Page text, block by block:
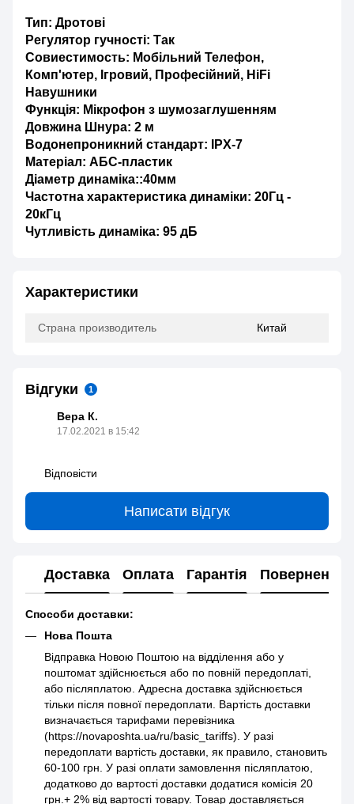
Тип: Дротові
Регулятор гучності: Так
Совиестимость: Мобільний Телефон,
Комп'ютер, Ігровий, Професійний, HiFi
Навушники
Функція: Мікрофон з шумозаглушенням
Довжина Шнура: 2 м
Водонепроникний стандарт: IPX-7
Матеріал: АБС-пластик
Діаметр динаміка::40мм
Частотна характеристика динаміки: 20Гц -
20кГц
Чутливість динаміка: 95 дБ
Характеристики
Страна производитель Китай
Відгуки 1
Вера К.
17.02.2021 в 15:42
Відповісти
Написати відгук
Доставка Оплата Гарантія Повернення
Способи доставки:
Нова Пошта
Відправка Новою Поштою на відділення або у
поштомат здійснюється або по повній передоплаті,
або післяплатою. Адресна доставка здійснюється
тільки після повної передоплати. Вартість доставки
визначається тарифами перевізника
(https://novaposhta.ua/ru/basic_tariffs). У разі
передоплати вартість доставки, як правило, становить
60-100 грн. У разі оплати замовлення післяплатою,
додатково до вартості доставки додатися комісія 20
грн.+ 2% від вартості товару. Товар доставляється